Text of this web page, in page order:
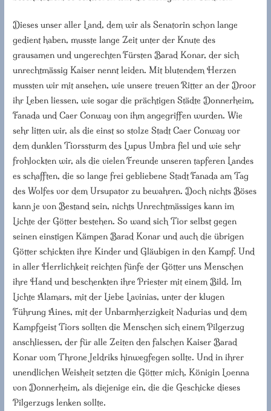
Dieses unser aller Land, dem wir als Senatorin schon lange
gedient haben, musste lange Zeit unter der Knute des
grausamen und ungerechten Fürsten Barad Konar, der sich
unrechtmässig Kaiser nennt leiden. Mit blutendem Herzen
mussten wir mit ansehen, wie unsere treuen Ritter an der Droor
ihr Leben liessen, wie sogar die prächtigen Städte Donnerheim,
Fanada und Caer Conway von ihm angegriffen wurden. Wie
sehr litten wir, als die einst so stolze Stadt Caer Conway vor
dem dunklen Tiorssturm des Lupus Umbra fiel und wie sehr
frohlockten wir, als die vielen Freunde unseren tapferen Landes
es schafften, die so lange frei gebliebene Stadt Fanada am Tag
des Wolfes vor dem Ursupator zu bewahren. Doch nichts Böses
kann je von Bestand sein, nichts Unrechtmässiges kann im
Lichte der Götter bestehen. So wand sich Tior selbst gegen
seinen einstigen Kämpen Barad Konar und auch die übrigen
Götter schickten ihre Kinder und Gläubigen in den Kampf. Und
in aller Herrlichkeit reichten fünfe der Götter uns Menschen
ihre Hand und beschenkten ihre Priester mit einem Bild. Im
Lichte Alamars, mit der Liebe Lavinias, unter der klugen
Führung Aines, mit der Unbarmherzigkeit Nadurias und dem
Kampfgeist Tiors sollten die Menschen sich einem Pilgerzug
anschliessen, der für alle Zeiten den falschen Kaiser Barad
Konar vom Throne Jeldriks hinwegfegen sollte. Und in ihrer
unendlichen Weisheit setzten die Götter mich, Königin Loenna
von Donnerheim, als diejenige ein, die die Geschicke dieses
Pilgerzugs lenken sollte.